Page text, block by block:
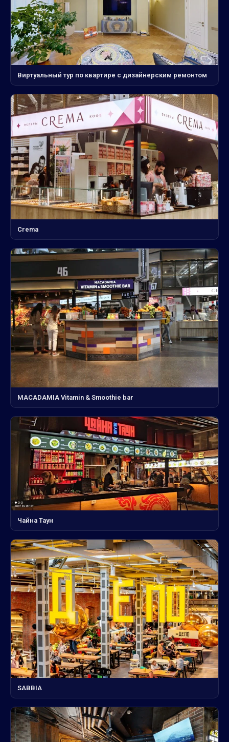
Виртуальный тур по квартире с дизайнерским ремонтом
Crema
MACADAMIA Vitamin & Smoothie bar
Чайна Таун
SABBIA